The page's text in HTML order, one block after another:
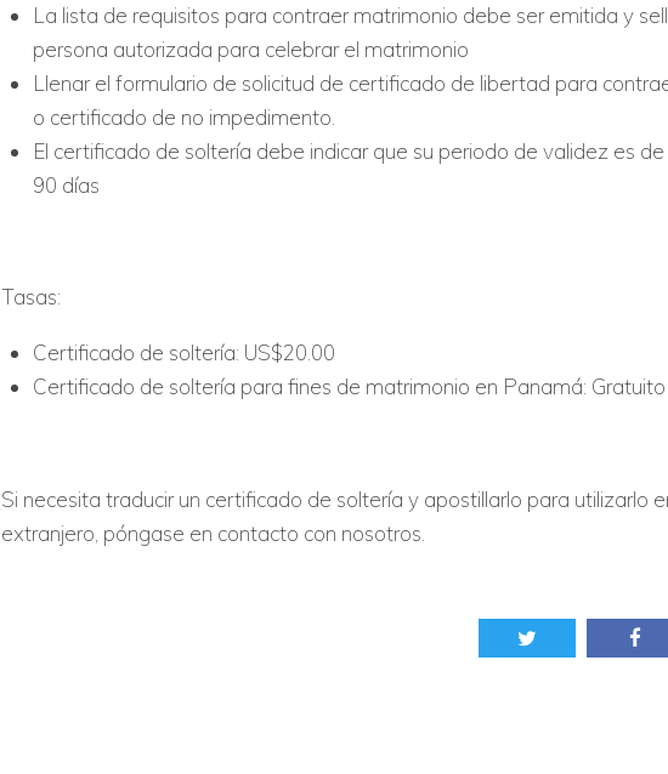
La lista de requisitos para contraer matrimonio debe ser emitida y
persona autorizada para celebrar el matrimonio
Llenar el formulario de solicitud de certificado de libertad para
o certificado de no impedimento.
El certificado de soltería debe indicar que su periodo de validez es
90 días
Tasas:
Certificado de soltería: US$20.00
Certificado de soltería para fines de matrimonio en Panamá: Gratuito
Si necesita traducir un certificado de soltería y apostillarlo para utilizarlo
extranjero, póngase en contacto con nosotros.